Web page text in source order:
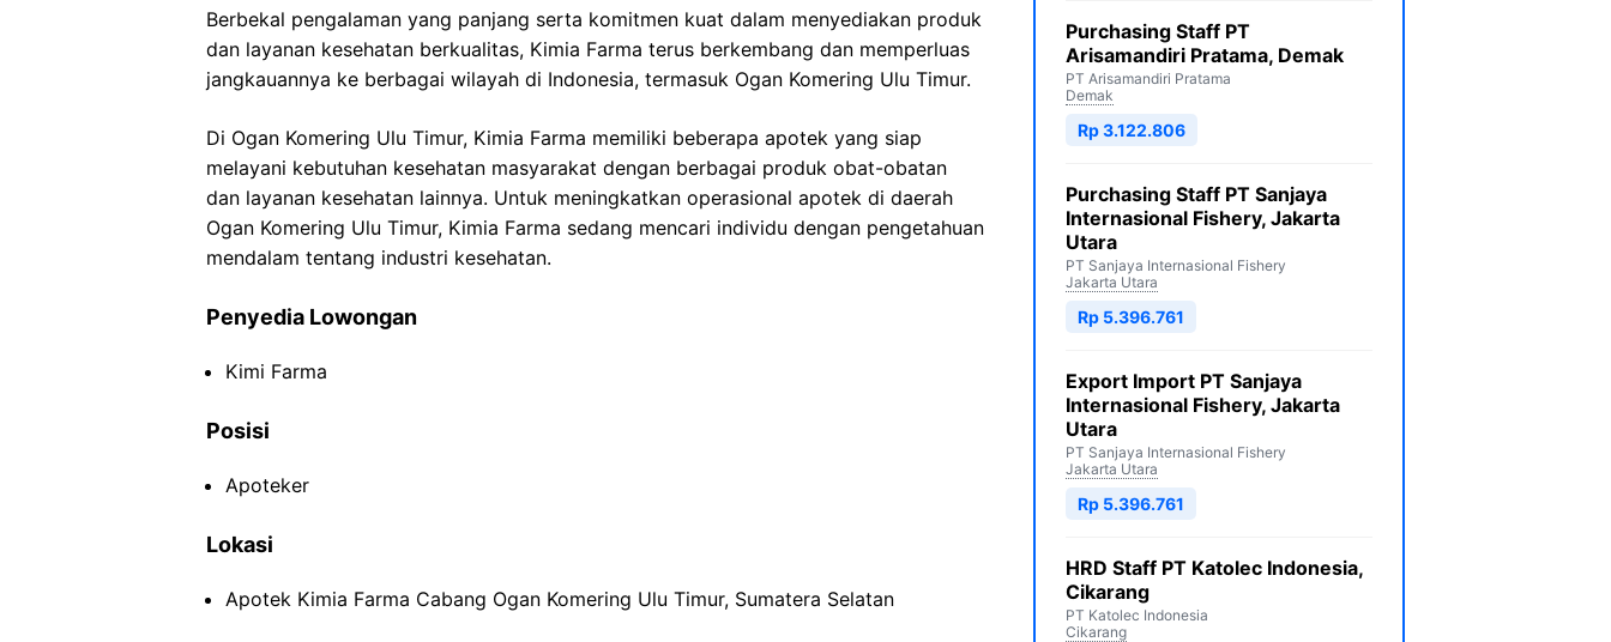
Berbekal pengalaman yang panjang serta komitmen kuat dalam menyediakan produk
dan layanan kesehatan berkualitas, Kimia Farma terus berkembang dan memperluas
jangkauannya ke berbagai wilayah di Indonesia, termasuk Ogan Komering Ulu Timur.
Di Ogan Komering Ulu Timur, Kimia Farma memiliki beberapa apotek yang siap
melayani kebutuhan kesehatan masyarakat dengan berbagai produk obat-obatan
dan layanan kesehatan lainnya. Untuk meningkatkan operasional apotek di daerah
Ogan Komering Ulu Timur, Kimia Farma sedang mencari individu dengan pengetahuan
mendalam tentang industri kesehatan.
Penyedia Lowongan
Kimi Farma
Posisi
Apoteker
Lokasi
Apotek Kimia Farma Cabang Ogan Komering Ulu Timur, Sumatera Selatan
Purchasing Staff PT
Arisamandiri Pratama, Demak
PT Arisamandiri Pratama
Demak
Rp 3.122.806
Purchasing Staff PT Sanjaya
Internasional Fishery, Jakarta
Utara
PT Sanjaya Internasional Fishery
Jakarta Utara
Rp 5.396.761
Export Import PT Sanjaya
Internasional Fishery, Jakarta
Utara
PT Sanjaya Internasional Fishery
Jakarta Utara
Rp 5.396.761
HRD Staff PT Katolec Indonesia,
Cikarang
PT Katolec Indonesia
Cikarang